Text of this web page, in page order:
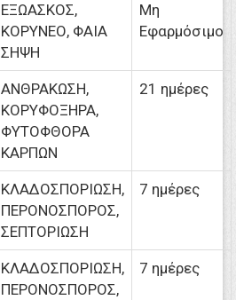
ΕΞΩΑΣΚΟΣ,
ΚΟΡΥΝΕΟ, ΦΑΙΑ
ΣΗΨΗ
Μη
Εφαρμόσιμο
ΑΝΘΡΑΚΩΣΗ,
ΚΟΡΥΦΟΞΗΡΑ,
ΦΥΤΟΦΘΟΡΑ
ΚΑΡΠΩΝ
21 ημέρες
ΚΛΑΔΟΣΠΟΡΙΩΣΗ,
ΠΕΡΟΝΟΣΠΟΡΟΣ,
ΣΕΠΤΟΡΙΩΣΗ
7 ημέρες
ΚΛΑΔΟΣΠΟΡΙΩΣΗ,
ΠΕΡΟΝΟΣΠΟΡΟΣ,
7 ημέρες